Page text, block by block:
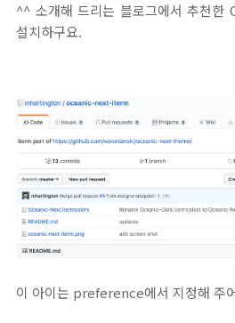
^^ 소개해 드리는 블로그에서 추천
설치하구요.
이 아이는 preference에서 지정해 주